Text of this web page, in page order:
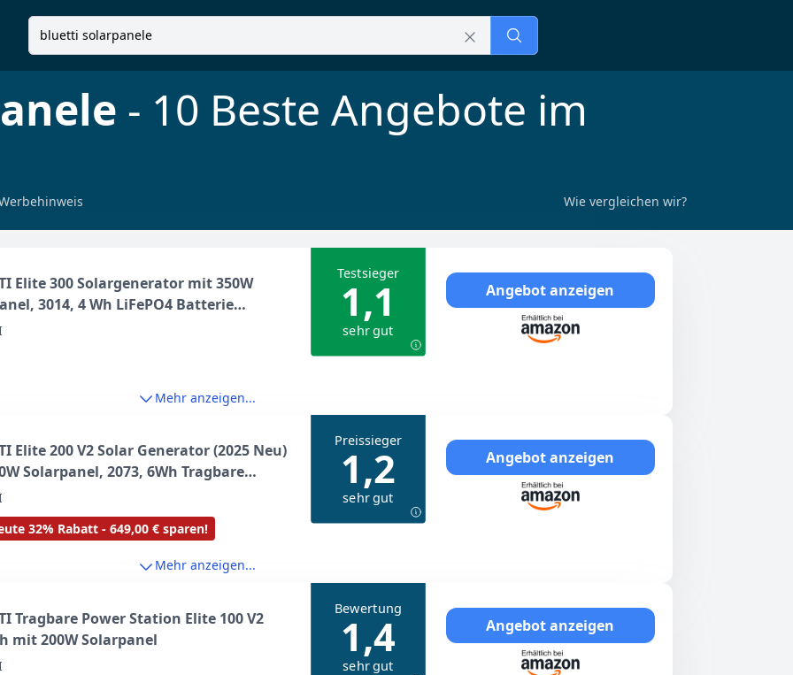
- 10 Beste Angebote im
Wie vergleichen wir?
Elite 300 Solargenerator mit 350W
3014, 4 Wh LiFePO4 Batterie
mit 2400W AC Ausgängen (4800W
Testsieger
1,1
sehr gut
Angebot anzeigen
Mehr anzeigen...
Elite 200 V2 Solar Generator (2025 Neu)
Solarpanel, 2073, 6Wh Tragbare
mit 2 2600W AC Ausgängen, 17
LiFePO4 Notstrom für
Off-grid, Stromausfall
32% Rabatt - 649,00 € sparen!
Preissieger
1,2
sehr gut
Angebot anzeigen
Mehr anzeigen...
Tragbare Power Station Elite 100 V2
mit 200W Solarpanel
Bewertung
1,4
sehr gut
Angebot anzeigen